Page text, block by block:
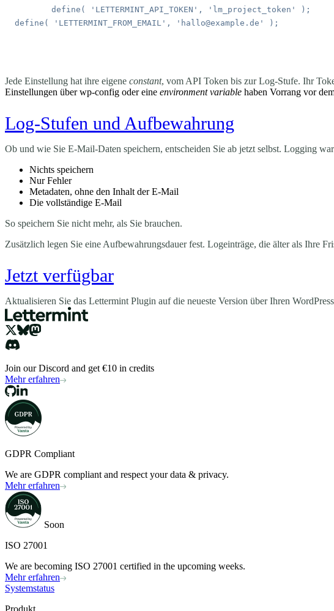
Jede Einstellung hat ihre eigene constant, vom API Token bis zur Log-Stufe. Ihr
Einstellungen über wp-config oder eine environment variable haben Vorrang vor
Log-Stufen und Aufbewahrung
Ob und wie Sie E-Mail-Daten speichern, entscheiden Sie ab jetzt selbst. Logging
Nichts speichern
Nur Fehler
Metadaten, ohne den Inhalt der E-Mail
Die vollständige E-Mail
So speichern Sie nicht mehr, als Sie brauchen.
Zusätzlich legen Sie eine Aufbewahrungsdauer fest. Logeinträge, die älter als Ihre
Jetzt verfügbar
Aktualisieren Sie das Lettermint Plugin auf die neueste Version über Ihren
Join our Discord and get €10 in credits
Mehr erfahren
GDPR Compliant
We are GDPR compliant and respect your data & privacy.
Mehr erfahren
Soon
ISO 27001
We are becoming ISO 27001 certified in the upcoming weeks.
Mehr erfahren
Systemstatus
Produkt